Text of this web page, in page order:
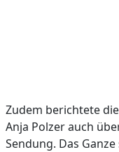
Zudem berichtete
Anja Polzer auch
Sendung. Das